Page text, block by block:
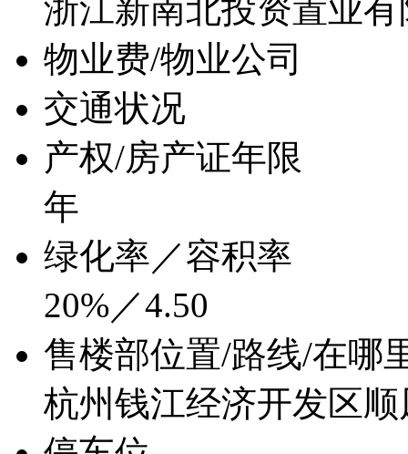
浙江新南北投资置业
物业费/物业公司
交通状况
产权/房产证年限
年
绿化率／容积率
20%／4.50
售楼部位置/路线/在哪
杭州钱江经济开发区